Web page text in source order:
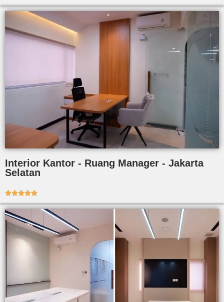
Interior Kantor - Ruang Manager - Jakarta
Selatan
